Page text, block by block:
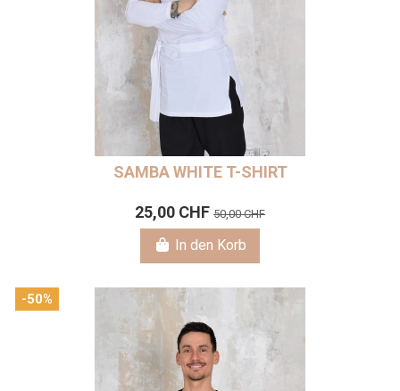
SAMBA WHITE T-SHIRT
25,00 CHF 50,00 CHF
In den Korb
-50%